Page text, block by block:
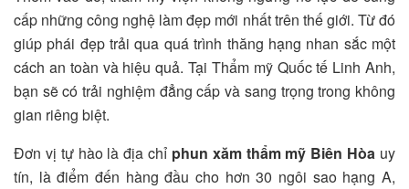
cấp những công nghệ làm đẹp mới nhất trên thế giới. Từ đó
giúp phái đẹp trải qua quá trình thăng hạng nhan sắc một
cách an toàn và hiệu quả. Tại Thẩm mỹ Quốc tế Linh Anh,
bạn sẽ có trải nghiệm đẳng cấp và sang trọng trong không
gian riêng biệt.
Đơn vị tự hào là địa chỉ phun xăm thẩm mỹ Biên Hòa uy
tín, là điểm đến hàng đầu cho hơn 30 ngôi sao hạng A,